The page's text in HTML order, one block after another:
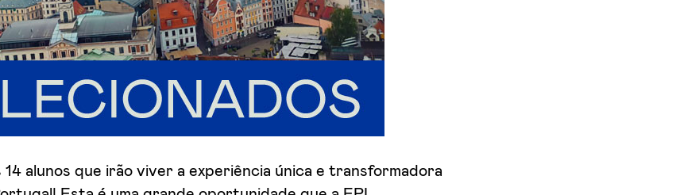
14 alunos que irão viver a experiência única e transformadora